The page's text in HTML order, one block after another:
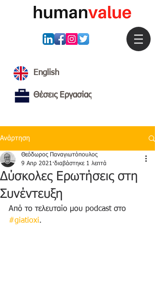
English
Θέσεις Εργασίας
Ανάρτηση
Δύσκολες Ερωτήσεις στη
Συνέντευξη
Θεόδωρος Παναγιωτόπουλος
9 Απρ 2021 διαβάστηκε 1 λεπτά
Από το τελευταίο μου podcast στο
#giatioxi.